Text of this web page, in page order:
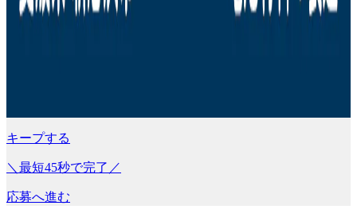
キープする
＼最短45秒で完了／
応募へ進む